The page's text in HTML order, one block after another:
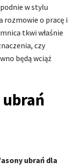
w stylu
rozmowie o pracę i
tkwi właśnie
czy
będą wciąż
ubrań dla